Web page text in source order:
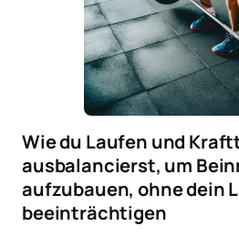
Wie du Laufen und
ausbalancierst, um
aufzubauen, ohne dein
beeinträchtigen